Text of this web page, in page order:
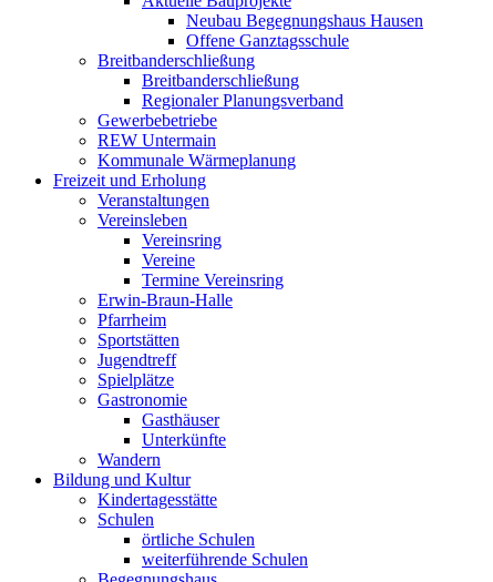
Neubau Begegnungshaus Hausen
Offene Ganztagsschule
Breitbanderschließung
Breitbanderschließung
Regionaler Planungsverband
Gewerbebetriebe
REW Untermain
Kommunale Wärmeplanung
Freizeit und Erholung
Veranstaltungen
Vereinsleben
Vereinsring
Vereine
Termine Vereinsring
Erwin-Braun-Halle
Pfarrheim
Sportstätten
Jugendtreff
Spielplätze
Gastronomie
Gasthäuser
Unterkünfte
Wandern
Bildung und Kultur
Kindertagesstätte
Schulen
örtliche Schulen
weiterführende Schulen